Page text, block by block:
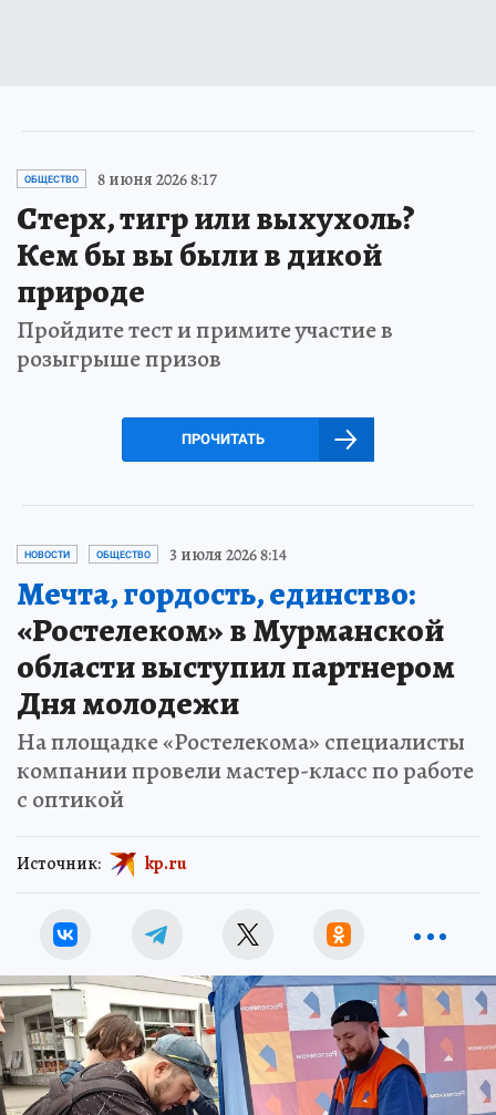
ОБЩЕСТВО 8 июня 2026 8:17
Стерх, тигр или выхухоль?
Кем бы вы были в дикой
природе
Пройдите тест и примите участие в
розыгрыше призов
ПРОЧИТАТЬ
НОВОСТИ ОБЩЕСТВО 3 июля 2026 8:14
Мечта, гордость, единство:
«Ростелеком» в Мурманской
области выступил партнером
Дня молодежи
На площадке «Ростелекома» специалисты
компании провели мастер-класс по работе
с оптикой
Источник: kp.ru